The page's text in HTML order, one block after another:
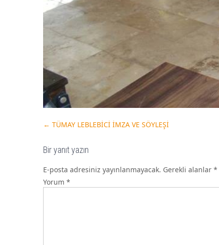
← TÜMAY LEBLEBİCİ İMZA VE SÖYLEŞİ
Bir yanıt yazın
E-posta adresiniz yayınlanmayacak. Gerekli alanlar *
Yorum *